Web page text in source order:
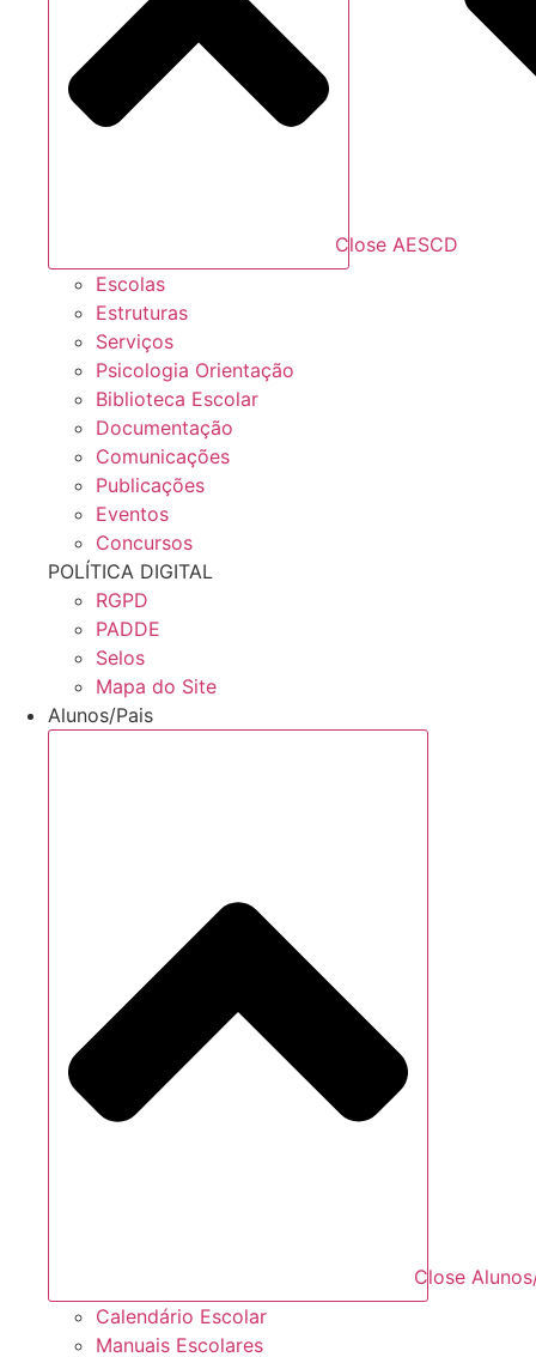
Close AESCD
Escolas
Estruturas
Serviços
Psicologia Orientação
Biblioteca Escolar
Documentação
Comunicações
Publicações
Eventos
Concursos
POLÍTICA DIGITAL
RGPD
PADDE
Selos
Mapa do Site
Alunos/Pais
Close
Calendário Escolar
Manuais Escolares